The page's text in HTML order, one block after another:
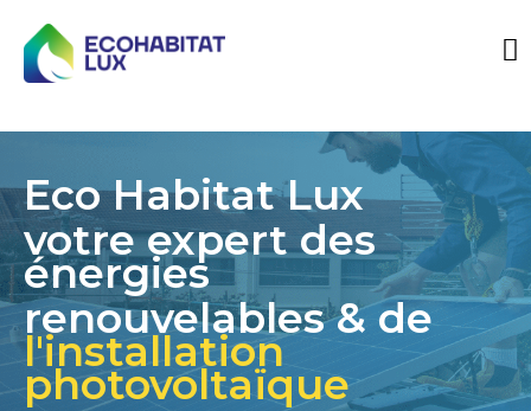
Eco Habitat Lux
votre expert des
énergies
renouvelables & de
l'installation
photovoltaïque